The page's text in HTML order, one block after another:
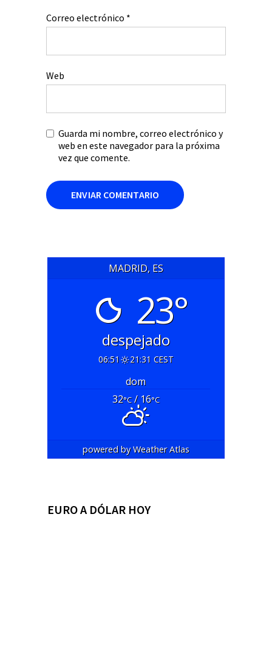
Correo electrónico *
Web
Guarda mi nombre, correo electrónico y
web en este navegador para la próxima
vez que comente.
MADRID, ES
23°
despejado
06:51 21:31 CEST
dom
32°C/ 16°C
powered byWeather Atlas
EURO A DÓLAR HOY